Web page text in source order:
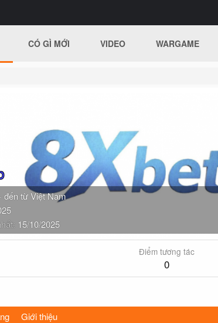
CÓ GÌ MỚI VIDEO WARGAME
· đến từViệt Nam
15/10/2025
Điểm tương tác
0
Giới thiệu